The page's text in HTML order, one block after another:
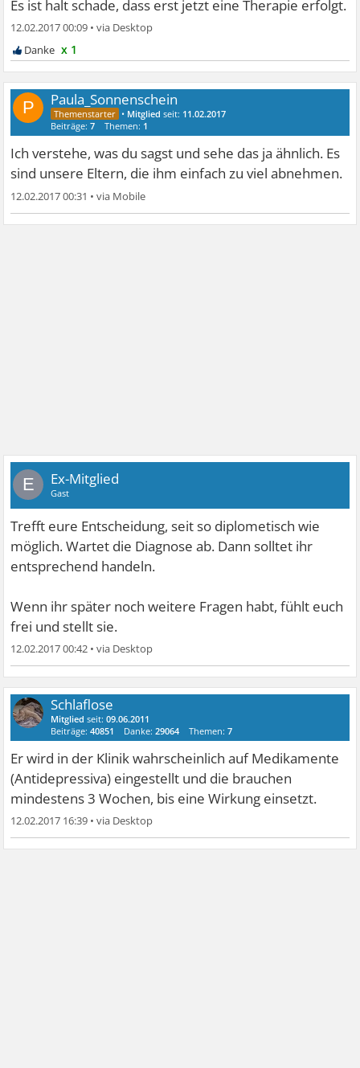
Es ist halt schade, dass erst jetzt eine Therapie erfolgt.
12.02.2017 00:09 •
x 1
P Paula_Sonnenschein
• Mitglied seit: 11.02.2017
Beiträge:7 Themen: 1
Ich verstehe, was du sagst und sehe das ja ähnlich. Es
sind unsere Eltern, die ihm einfach zu viel abnehmen.
12.02.2017 00:31 •
E Ex-Mitglied
Gast
Trefft eure Entscheidung, seit so diplometisch wie
möglich. Wartet die Diagnose ab. Dann solltet ihr
entsprechend handeln.
Wenn ihr später noch weitere Fragen habt, fühlt euch
frei und stellt sie.
12.02.2017 00:42 •
Schlaflose
Mitglied seit:09.06.2011
Beiträge:40851 Danke:29064 Themen:7
Er wird in der Klinik wahrscheinlich auf Medikamente
(Antidepressiva) eingestellt und die brauchen
mindestens 3 Wochen, bis eine Wirkung einsetzt.
12.02.2017 16:39 •